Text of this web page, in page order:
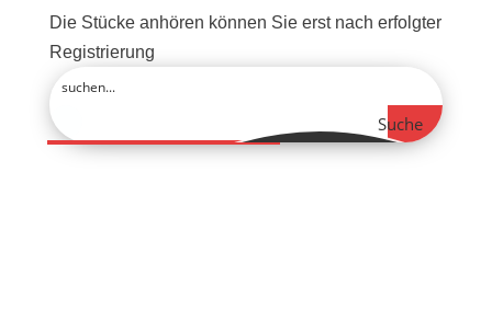
Die Stücke anhören können Sie erst nach erfolgter
Registrierung
Suche